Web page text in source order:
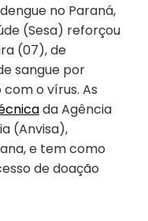
no Paraná,
(Sesa) reforçou
(07), de
sangue por
o vírus. As
da Agência
(Anvisa),
e tem como
de doação